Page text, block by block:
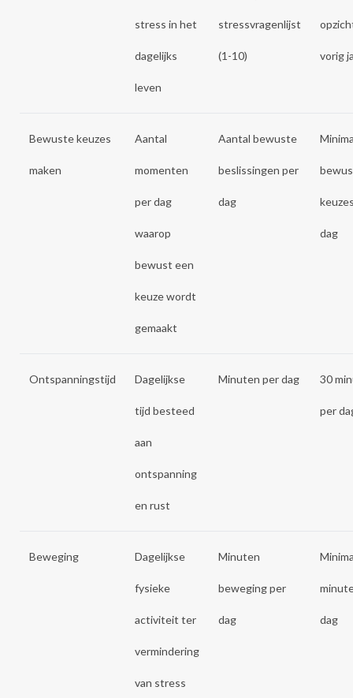
stress in het
dagelijks
leven
stressvragenlijst
(1-10) vorig
Bewuste keuzes
maken
Aantal
momenten
per dag
waarop
bewust een
keuze wordt
gemaakt
Aantal bewuste
beslissingen per
dag
dag
Ontspanningstijd Dagelijkse
tijd besteed
aan
ontspanning
en rust
Minuten per dag 30
per
Beweging Dagelijkse
fysieke
activiteit ter
vermindering
van stress
Minuten
beweging per
dag dag